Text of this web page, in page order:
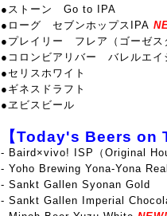
●ストーン Go to IPA
●ローグ セブンホップスIPA
●プレイリー フレア（ゴーゼス
●コロンビアリバー バレルエイ
●セリスホワイト
●ギネスドラフト
●ヱビスビール
【Today's Beers on
- Baird×vivo! ISP（Original
- Yoho Brewing Yona-Yona
- Sankt Gallen Syonan Gold
- Sankt Gallen Imperial